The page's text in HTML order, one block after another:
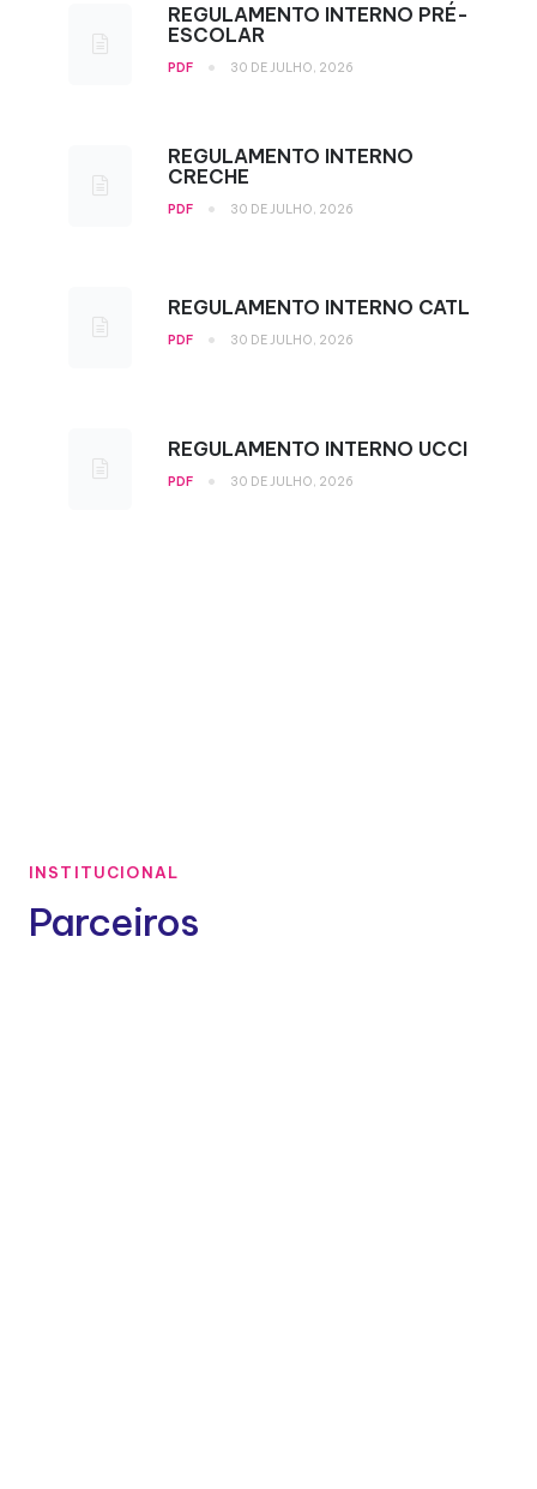
REGULAMENTO INTERNO PRÉ-
ESCOLAR
PDF • 30 DE JULHO, 2026
REGULAMENTO INTERNO
CRECHE
PDF • 30 DE JULHO, 2026
REGULAMENTO INTERNO CATL
PDF • 30 DE JULHO, 2026
REGULAMENTO INTERNO UCCI
PDF • 30 DE JULHO, 2026
INSTITUCIONAL
Parceiros